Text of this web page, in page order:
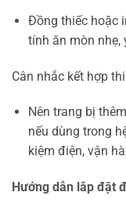
Đồng thiếc hoặc
tính ăn mòn nhẹ,
Cân nhắc kết hợp
Nên trang bị
nếu dùng trong
kiệm điện, vận
Hướng dẫn lắp đặt